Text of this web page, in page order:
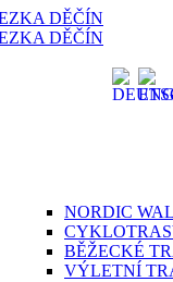
NORDIC
BĚŽECKÉ
VÝLETNÍ